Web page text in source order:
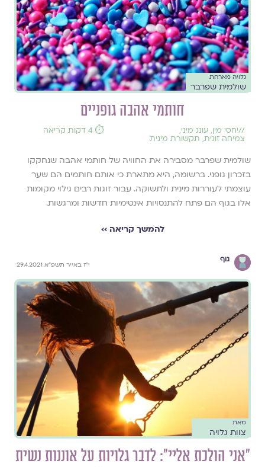
גלויה מארחת
שולמית שפרבר
חותמי אהבה גופניים
//יחסי מין, עונג מיני,
צמיחה זוגית, תקשורת מינית
⏱️ 4 דקות קריאה
שולמית שפרבר מסבירה את החוויה של חותמי אהבה שנחקקו
בזכרון גופני. ברשומה, היא מתארת כי אותם חותמים הם שער
עוצמתי לעוררות מינית ולתשוקה. עבור זוגות רבים גילוי מקומות
אלו בגוף הם פתח להתנסויות אינטימיות חדשות ומרגשות.
להמשך קריאה ››
גוף
י"ז באייר תשפ"א 29.4.2021
מאת
צוות גלויה
"אני הולכת אליי": לדבר גלויות על אוננות נשית